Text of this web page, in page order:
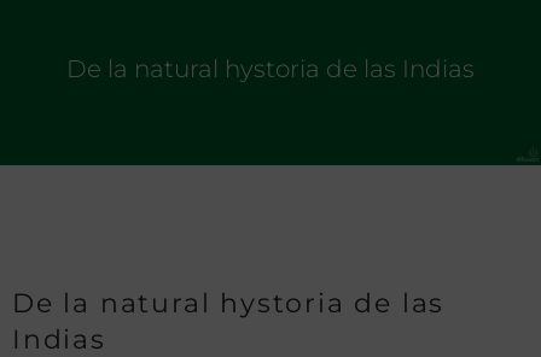
De la natural hystoria de las Indias
De la natural hystoria de las
Indias